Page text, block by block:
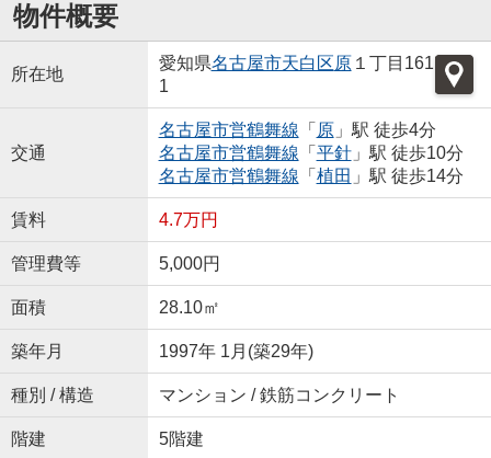
物件概要
所在地
愛知県名古屋市天白区原１丁目161
1
交通
名古屋市営鶴舞線 「 原」駅 徒歩4分
名古屋市営鶴舞線 「 平針」駅 徒歩10分
名古屋市営鶴舞線 「 植田 」駅 徒歩14分
賃料 4.7万円
管理費等 5,000円
面積 28.10㎡
築年月 1997年 1月(築29年)
種別 / 構造 マンション / 鉄筋コンクリート
階建 5階建